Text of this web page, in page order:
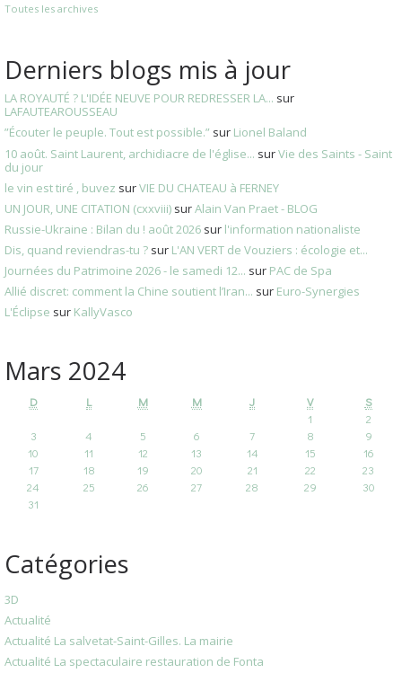
Toutes les archives
Derniers blogs mis à jour
LA ROYAUTÉ ? L'IDÉE NEUVE POUR REDRESSER LA... sur
LAFAUTEAROUSSEAU
”Écouter le peuple. Tout est possible.” sur Lionel Baland
10 août. Saint Laurent, archidiacre de l'église... surVie des Saints - Saint
du jour
le vin est tiré , buvez surVIE DU CHATEAU à FERNEY
UN JOUR, UNE CITATION (cxxviii) surAlain Van Praet - BLOG
Russie-Ukraine : Bilan du ! août 2026 sur l'information nationaliste
Dis, quand reviendras-tu ? sur L'AN VERT de Vouziers : écologie et...
Journées du Patrimoine 2026 - le samedi 12... sur PAC de Spa
Allié discret: comment la Chine soutient l’Iran... sur Euro-Synergies
L'Éclipse sur KallyVasco
Mars 2024
D L M M J V
S
1
2
3
4 5 6 7 8
9
10
11 12 13 14 15
16
17
18 19 20 21 22
23
24
25 26 27 28 29
30
31
Catégories
3D
Actualité
Actualité La salvetat-Saint-Gilles. La mairie
Actualité La spectaculaire restauration de Fonta